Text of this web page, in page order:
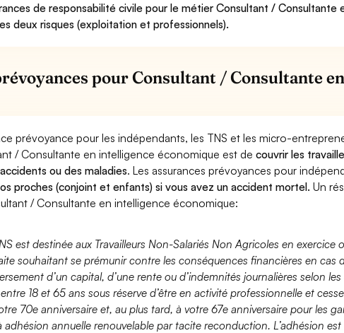
de responsabilité civile pour le métier Consultant / Consultante
deux risques (exploitation et professionnels).
pour Consultant / Consultante
prévoyance pour les indépendants, les TNS et les micro-
/ Consultante en intelligence économique est decouvrir les
ou des maladies. Les assurances prévoyances pour
proches (conjoint et enfants) si vous avez un accident mortel. Un
/ Consultante en intelligence économique:
est destinée aux Travailleurs Non-Salariés Non Agricoles en exercice
souhaitant se prémunir contre les conséquences financières en cas
d’un capital, d’une rente ou d’indemnités journalières selon
18 et 65 ans sous réserve d’être en activité professionnelle et
70e anniversaire et, au plus tard, à votre 67e anniversaire pour les
adhésion annuelle renouvelable par tacite reconduction. L’adhésion